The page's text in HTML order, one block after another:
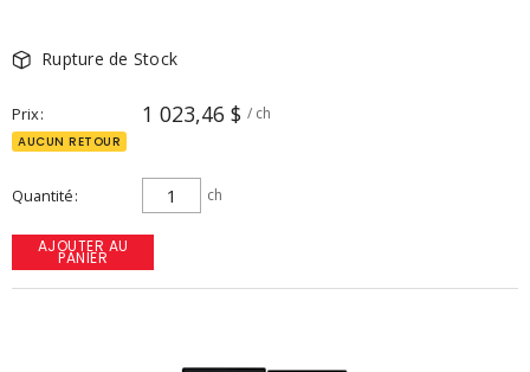
Rupture de Stock
Prix 1 023,46 $ / ch
AUCUN RETOUR
Quantité ch
AJOUTER AU
PANIER